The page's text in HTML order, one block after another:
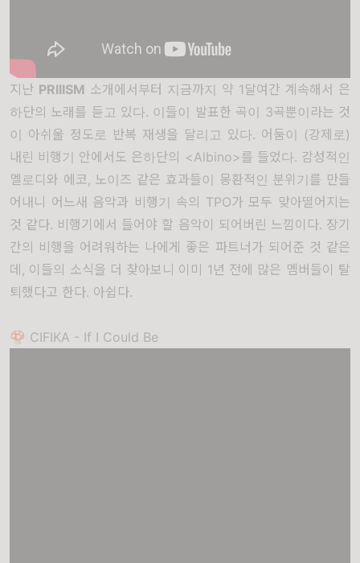
지난 PRIIISM 소개에서부터 지금까지 약 1달여간 계속해서 은
하단의 노래를 듣고 있다. 이들이 발표한 곡이 3곡뿐이라는 것
이 아쉬울 정도로 반복 재생을 달리고 있다. 어둠이 (강제로)
내린 비행기 안에서도 은하단의 <Albino>를 들었다. 감성적인
멜로디와 에코, 노이즈 같은 효과들이 몽환적인 분위기를 만들
어내니 어느새 음악과 비행기 속의 TPO가 모두 맞아떨어지는
것 같다. 비행기에서 들어야 할 음악이 되어버린 느낌이다. 장기
간의 비행을 어려워하는 나에게 좋은 파트너가 되어준 것 같은
데, 이들의 소식을 더 찾아보니 이미 1년 전에 많은 멤버들이 탈
퇴했다고 한다. 아쉽다.
🍄 CIFIKA - If I Could Be